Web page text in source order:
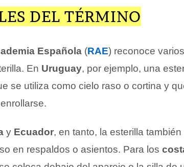
DEL TÉRMINO
Española (RAE) reconoce
En Uruguay, por ejemplo, una
se utiliza como cielo raso o cortina y
y Ecuador, en tanto, la esterilla
en respaldos o asientos. Para los